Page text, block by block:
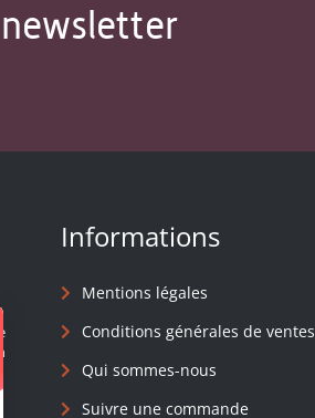
Informations
Mentions légales
Conditions générales de ventes
Qui sommes-nous
Suivre une commande